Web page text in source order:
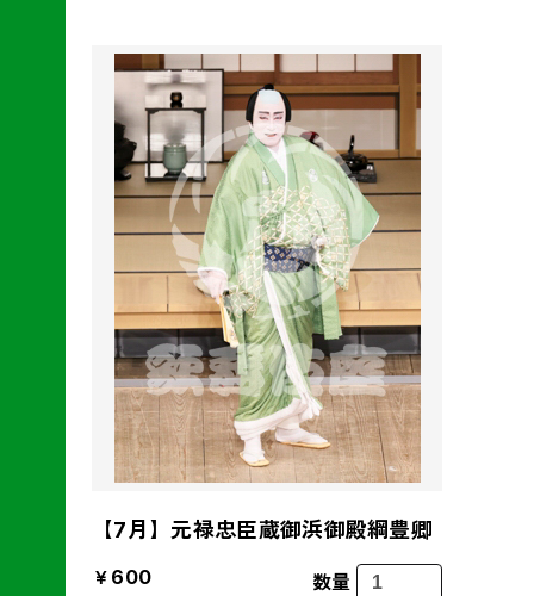
【7月】元禄忠臣蔵御浜御殿綱豊卿
￥600 数量